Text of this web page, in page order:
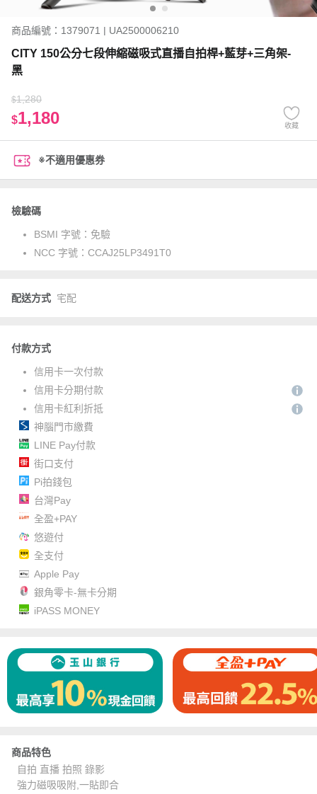
商品編號：1379071 | UA2500006210
CITY 150公分七段伸縮磁吸式直播自拍桿+藍芽+三角架-
黑
$1,280
$1,180 收藏
※不適用優惠券
檢驗碼
BSMI 字號： 免驗
NCC 字號： CCAJ25LP3491T0
配送方式 宅配
付款方式
信用卡一次付款
信用卡分期付款
信用卡紅利折抵
神腦門市繳費
LINE Pay付款
街口支付
Pi拍錢包
台灣Pay
全盈+PAY
悠遊付
全支付
Apple Pay
銀角零卡-無卡分期
iPASS MONEY
商品特色
自拍 直播 拍照 錄影
強力磁吸吸附,一貼即合